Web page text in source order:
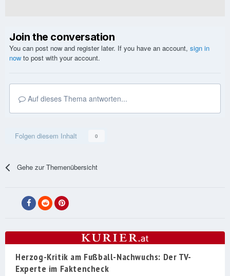
Join the conversation
You can post now and register later. If you have an account, sign in
now to post with your account.
Auf dieses Thema antworten...
Folgen diesem Inhalt 0
Gehe zur Themenübersicht
Herzog-Kritik am Fußball-Nachwuchs: Der TV-
Experte im Faktencheck